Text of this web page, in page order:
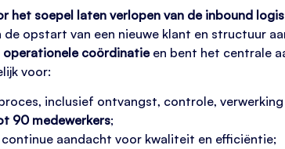
het soepel laten verlopen van de inbound
opstart van een nieuwe klant en structuur
operationele coördinatieen bent het centrale
voor:
inclusief ontvangst, controle,
90 medewerkers;
aandacht voor kwaliteit en efficiëntie;